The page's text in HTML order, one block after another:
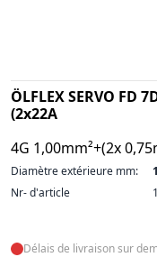
ÖLFLEX SERVO FD
(2x22A
4G 1,00mm²+(2x
Diamètre extérieure mm:
Nr- d'article
Délais de livraison sur